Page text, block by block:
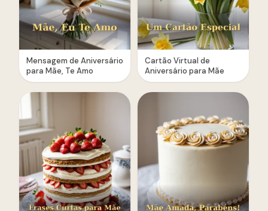
Mensagem de Aniversário
para Mãe, Te Amo
Cartão Virtual de
Aniversário para Mãe